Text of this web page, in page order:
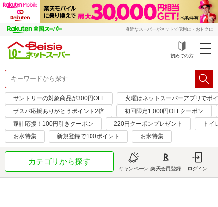
身近なスーパーがネットで便利に・おトクに
初めての方
サントリーの対象商品が300円OFF
火曜はネットスーパーアプリでポ
ザスパ応援ありがとうポイント2倍
初回限定1,000円OFFクーポン
家計応援！100円引きクーポン
220円クーポンプレゼント
トイ
お水特集
新規登録で100ポイント お米特集
カテゴリから探す
キャンペーン 楽天会員登録 ログイン